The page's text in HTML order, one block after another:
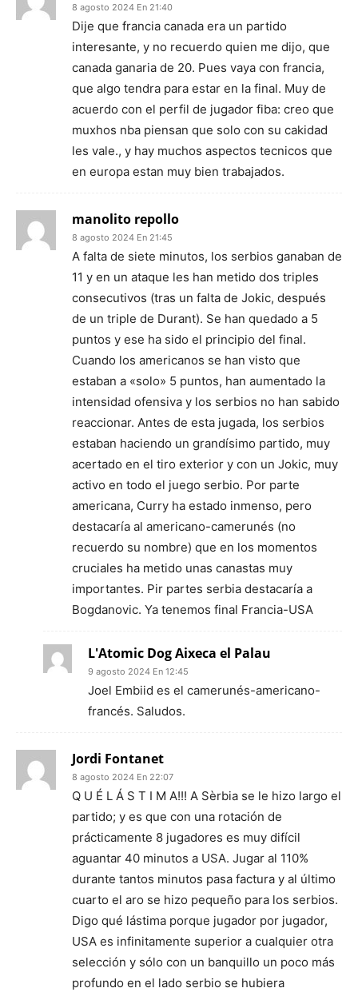
8 agosto 2024 En 21:40
Dije que francia canada era un partido
interesante, y no recuerdo quien me dijo, que
canada ganaria de 20. Pues vaya con francia,
que algo tendra para estar en la final. Muy de
acuerdo con el perfil de jugador fiba: creo que
muxhos nba piensan que solo con su cakidad
les vale., y hay muchos aspectos tecnicos que
en europa estan muy bien trabajados.
manolito repollo
8 agosto 2024 En 21:45
A falta de siete minutos, los serbios ganaban de
11 y en un ataque les han metido dos triples
consecutivos (tras un falta de Jokic, después
de un triple de Durant). Se han quedado a 5
puntos y ese ha sido el principio del final.
Cuando los americanos se han visto que
estaban a «solo» 5 puntos, han aumentado la
intensidad ofensiva y los serbios no han sabido
reaccionar. Antes de esta jugada, los serbios
estaban haciendo un grandísimo partido, muy
acertado en el tiro exterior y con un Jokic, muy
activo en todo el juego serbio. Por parte
americana, Curry ha estado inmenso, pero
destacaría al americano-camerunés (no
recuerdo su nombre) que en los momentos
cruciales ha metido unas canastas muy
importantes. Pir partes serbia destacaría a
Bogdanovic. Ya tenemos final Francia-USA
L'Atomic Dog Aixeca el Palau
9 agosto 2024 En 12:45
Joel Embiid es el camerunés-americano-
francés. Saludos.
Jordi Fontanet
8 agosto 2024 En 22:07
Q U É L Á S T I M A!!! A Sèrbia se le hizo largo el
partido; y es que con una rotación de
prácticamente 8 jugadores es muy difícil
aguantar 40 minutos a USA. Jugar al 110%
durante tantos minutos pasa factura y al último
cuarto el aro se hizo pequeño para los serbios.
Digo qué lástima porque jugador por jugador,
USA es infinitamente superior a cualquier otra
selección y sólo con un banquillo un poco más
profundo en el lado serbio se hubiera